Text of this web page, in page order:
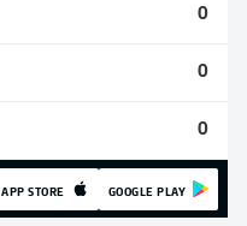
0
0
0
APP STORE GOOGLE PLAY